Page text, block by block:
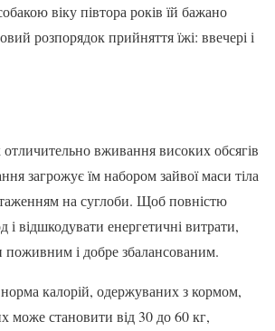
віку півтора років їй бажано
розпорядок прийняття їжі: ввечері і
вживання високих обсягів
загрожує їм набором зайвої маси тіла
на суглоби. Щоб повністю
і відшкодувати енергетичні витрати,
і добре збалансованим.
калорій, одержуваних з кормом,
може становити від 30 до 60 кг,